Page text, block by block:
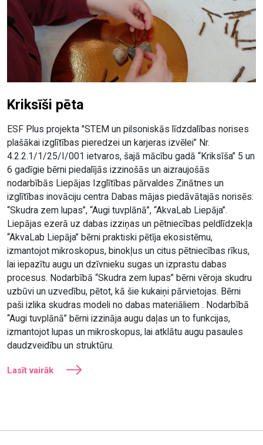
Kriksīši pēta
ESF Plus projekta "STEM un pilsoniskās līdzdalības norises
plašākai izglītības pieredzei un karjeras izvēlei” Nr.
4.2.2.1/1/25/I/001 ietvaros, šajā mācību gadā “Kriksīša” 5 un
6 gadīgie bērni piedalījās izzinošās un aizraujošās
nodarbībās Liepājas Izglītības pārvaldes Zinātnes un
izglītības inovāciju centra Dabas mājas piedāvātajās norisēs:
“Skudra zem lupas”, “Augi tuvplānā”, “AkvaLab Liepāja”.
Liepājas ezerā uz dabas izziņas un pētniecības peldlīdzekļa
“AkvaLab Liepāja” bērni praktiski pētīja ekosistēmu,
izmantojot mikroskopus, binokļus un citus pētniecības rīkus,
lai iepazītu augu un dzīvnieku sugas un izprastu dabas
procesus. Nodarbībā “Skudra zem lupas” bērni vēroja skudru
uzbūvi un uzvedību, pētot, kā šie kukaiņi pārvietojas. Bērni
paši izlika skudras modeli no dabas materiāliem . Nodarbībā
“Augi tuvplānā” bērni izzināja augu daļas un to funkcijas,
izmantojot lupas un mikroskopus, lai atklātu augu pasaules
daudzveidību un struktūru.
Lasīt vairāk